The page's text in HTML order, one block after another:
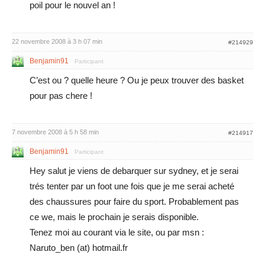
poil pour le nouvel an !
22 novembre 2008 à 3 h 07 min #214929
Benjamin91 Participant
C’est ou ? quelle heure ? Ou je peux trouver des basket
pour pas chere !
7 novembre 2008 à 5 h 58 min #214917
Benjamin91 Participant
Hey salut je viens de debarquer sur sydney, et je serai
trés tenter par un foot une fois que je me serai acheté
des chaussures pour faire du sport. Probablement pas
ce we, mais le prochain je serais disponible.
Tenez moi au courant via le site, ou par msn :
Naruto_ben (at) hotmail.fr